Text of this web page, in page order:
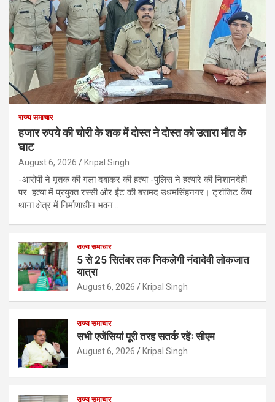
राज्य समाचार
हजार रुपये की चोरी के शक में दोस्त ने दोस्त को उतारा मौत के
घाट
August 6, 2026 Kripal Singh
-आरोपी ने मृतक की गला दबाकर की हत्या -पुलिस ने हत्यारे की निशानदेही
पर हत्या में प्रयुक्त रस्सी और ईंट की बरामद उधमसिंहनगर। ट्रांजिट कैंप
थाना क्षेत्र में निर्माणाधीन भवन…
राज्य समाचार
5 से 25 सितंबर तक निकलेगी नंदादेवी लोकजात
यात्रा
August 6, 2026 Kripal Singh
राज्य समाचार
सभी एजेंसियां पूरी तरह सतर्क रहेंः सीएम
August 6, 2026 Kripal Singh
राज्य समाचार